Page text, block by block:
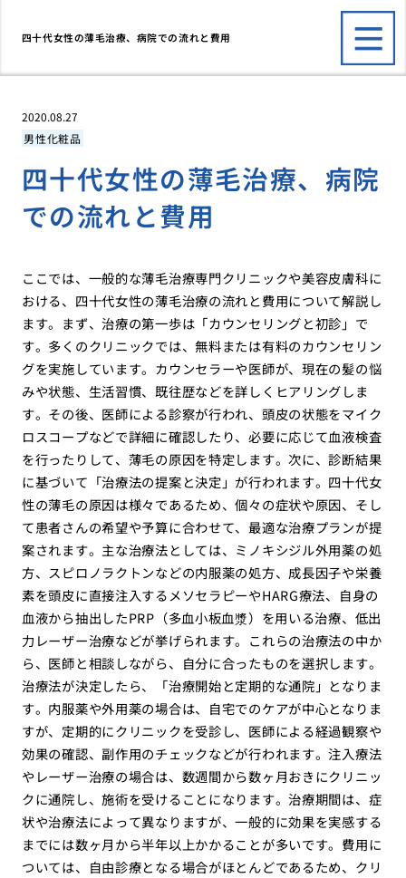
四十代女性の薄毛治療、病院での流れと費用
2020.08.27
男性化粧品
四十代女性の薄毛治療、病院
での流れと費用
ここでは、一般的な薄毛治療専門クリニックや美容皮膚科に
おける、四十代女性の薄毛治療の流れと費用について解説し
ます。まず、治療の第一歩は「カウンセリングと初診」で
す。多くのクリニックでは、無料または有料のカウンセリン
グを実施しています。カウンセラーや医師が、現在の髪の悩
みや状態、生活習慣、既往歴などを詳しくヒアリングしま
す。その後、医師による診察が行われ、頭皮の状態をマイク
ロスコープなどで詳細に確認したり、必要に応じて血液検査
を行ったりして、薄毛の原因を特定します。次に、診断結果
に基づいて「治療法の提案と決定」が行われます。四十代女
性の薄毛の原因は様々であるため、個々の症状や原因、そし
て患者さんの希望や予算に合わせて、最適な治療プランが提
案されます。主な治療法としては、ミノキシジル外用薬の処
方、スピロノラクトンなどの内服薬の処方、成長因子や栄養
素を頭皮に直接注入するメソセラピーやHARG療法、自身の
血液から抽出したPRP（多血小板血漿）を用いる治療、低出
力レーザー治療などが挙げられます。これらの治療法の中か
ら、医師と相談しながら、自分に合ったものを選択します。
治療法が決定したら、「治療開始と定期的な通院」となりま
す。内服薬や外用薬の場合は、自宅でのケアが中心となりま
すが、定期的にクリニックを受診し、医師による経過観察や
効果の確認、副作用のチェックなどが行われます。注入療法
やレーザー治療の場合は、数週間から数ヶ月おきにクリニッ
クに通院し、施術を受けることになります。治療期間は、症
状や治療法によって異なりますが、一般的に効果を実感する
までには数ヶ月から半年以上かかることが多いです。費用に
ついては、自由診療となる場合がほとんどであるため、クリ